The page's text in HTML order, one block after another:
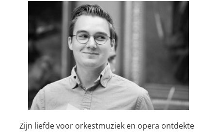
Zijn liefde voor orkestmuziek en opera ontdekte